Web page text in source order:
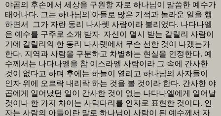
야곱의 후손에서 세상을 구원할 자로 하나님이 말씀한 예수가
태어나다. 그는 하나님의 아들로 많은 기적과 놀라운 일을 행
하면서 그가 자란 동리 나사렛 사람이라 불리었다. 나다나엘
은 예수를 구주로 소개 받자 자신이 멸시 받는 갈릴리 사람이
기에 갈릴리의 한 동리 나사렛에서 무슨 선한 것이 나겠는가
한다. 지역과 사람을 구분하고 차별하는 현실을 인정한다. 예
수께서는 나다나엘을 참 이스라엘 사람이라 그 속에 간사한
것이 없다고 하며 후에는 하늘이 열리고 하나님의 사자들이
인자 위에 오르락 내리락 하는 것을 볼 것이라 한다. 간사한 야
곱에게 일어났던 일이 간사한 것이 없는 나다나엘에게 일어날
것이나 한 가지 차이는 사닥다리를 인자로 표현한 것이다. 인
자는 사람의 아들이란 말로 하나님이 사람이 된 예수께서 자